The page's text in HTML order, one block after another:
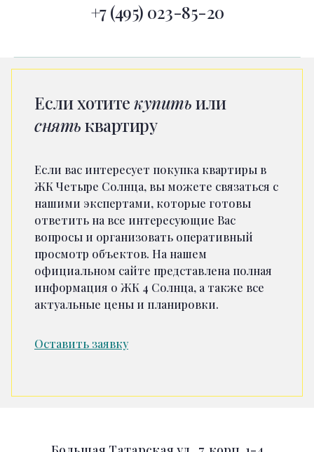
+7 (495) 023-85-20
Если хотите купитьили
снятьквартиру
Если вас интересует покупка квартиры в
ЖК Четыре Солнца, вы можете связаться с
нашими экспертами, которые готовы
ответить на все интересующие Вас
вопросы и организовать оперативный
просмотр объектов. На нашем
официальном сайте представлена полная
информация о ЖК 4 Солнца, а также все
актуальные цены и планировки.
Оставить заявку